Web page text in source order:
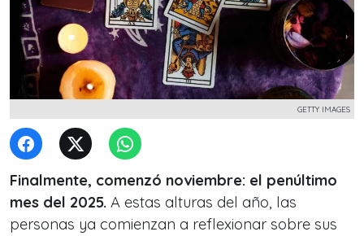
GETTY IMAGES
Finalmente, comenzó noviembre: el penúltimo
mes del 2025. A estas alturas del año, las
personas ya comienzan a reflexionar sobre sus